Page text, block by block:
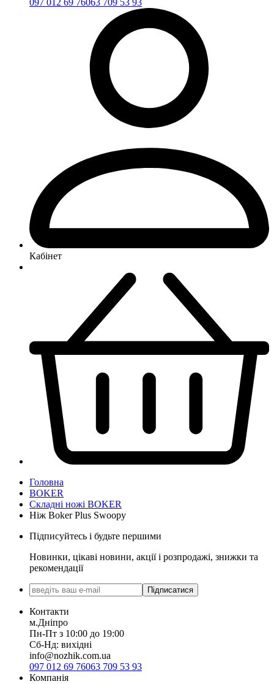
Кабінет
Головна
BOKER
Складні ножі BOKER
Ніж Boker Plus Swoopy
Підписуйтесь і будьте першими
Новинки, цікаві новини, акції і розпродажі, знижки та
рекомендації
Підписатися
Контакти
м.Дніпро
Пн-Пт з 10:00 до 19:00
Сб-Нд: вихідні
info@nozhik.com.ua
097 012 69 76063 709 53 93
Компанія